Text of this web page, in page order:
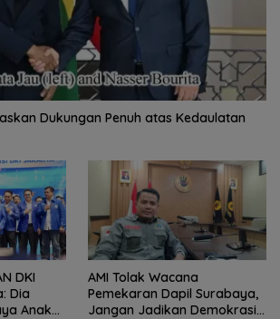
Dukungan Penuh atas Kedaulatan
DKI
Dia
Anak
AMI Tolak Wacana
Pemekaran Dapil Surabaya,
Jangan Jadikan Demokrasi